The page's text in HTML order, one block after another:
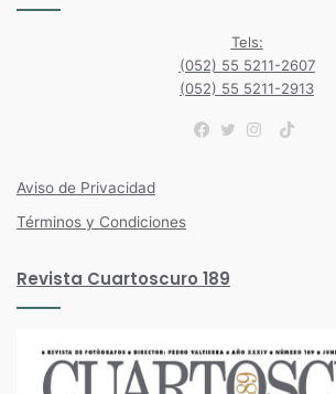
Tels:
(052) 55 5211-2607
(052) 55 5211-2913
TikTok
Aviso de Privacidad
Términos y Condiciones
Revista Cuartoscuro 189